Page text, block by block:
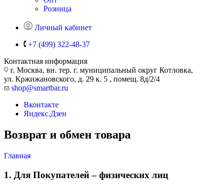
Розница
Личный кабинет
+7 (499) 322-48-37
Контактная информация
г. Москва, вн. тер. г. муниципальный округ Котловка,
ул. Кржижановского, д. 29 к. 5 , помещ. 8д/2/4
shop@smartbar.ru
Вконтакте
Яндекс.Дзен
Возврат и обмен товара
Главная
1. Для Покупателей – физических лиц